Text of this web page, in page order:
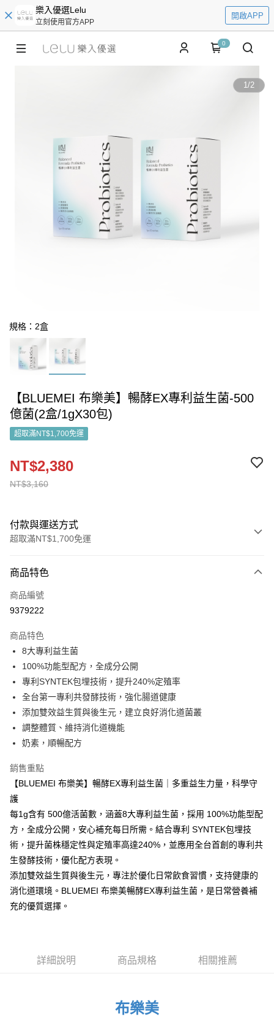
樂入優選Lelu
立刻使用官方APP
開啟APP
0
1/2
規格：2盒
【BLUEMEI 布樂美】暢酵EX專利益生菌-500
億菌(2盒/1gX30包)
超取滿NT$1,700免運
NT$3,160
NT$2,380
付款與運送方式
超取滿NT$1,700免運
信用卡一次付款
LINE Pay
街口支付
悠遊付
Google Pay
全盈+PAY
大哥付你分期
【大哥付你分期使用說明】
1.本服務由台灣大哥大提供，台灣大哥大用戶可立即使用無須另外申請。
2.付款方式選擇「大哥付你分期」，訂單成立後會自動跳轉到大哥付的交易
流程，驗證手機門號後，選擇欲分期的期數、繳款截止日，確認付款後即完
成交易。
4.訂單成立30分鐘內，如未前往確認交易或遇審核未通過，訂單將自動取
消。如遇「轉專審核」未通過狀況，表示未達大哥付你分期系統評分，恕無
法說明評估內容。
【繳款方式說明】
1.分期款項不併入電信帳單，「大哥付你分期」於每月結算日後寄送繳費提
醒簡訊。
2.透過簡訊連結打開帳單後，可選擇「超商條碼／台灣大直營門市／銀行轉
帳／街口支付／iPASS MONEY」等通路繳費。
用戶於交易時，得透過本服務購買商品或服務，並由商店將買賣／分期付款
買賣價金債權讓與本公司後，依約使用本公司帳單繳交帳款。
由本公司與您本人進行分期帳單所需資料之確認、核對及更正。
3.完整用戶服務條款，請詳閱以下連結：https://oppay.tw/userRule
付款後全家取貨
每筆NT$90，滿NT$1,700(含以上)免運費
付款後萊爾富取貨
每筆NT$90，滿NT$2,000(含以上)免運費
付款後7-11取貨
每筆NT$90，滿NT$2,000(含以上)免運費
商品特色
商品編號
9379222
商品特色
8大專利益生菌
100%功能型配方，全成分公開
專利SYNTEK包埋技術，提升240%定殖率
全台第一專利共發酵技術，強化腸道健康
添加雙效益生質與後生元，建立良好消化道菌叢
調整體質、維持消化道機能
奶素，順暢配方
銷售重點
【BLUEMEI 布樂美】暢酵EX專利益生菌｜多重益生力量，科學守
護
每1g含有 500億活菌數，涵蓋8大專利益生菌，採用 100%功能型配
方，全成分公開，安心補充每日所需。結合專利 SYNTEK包埋技
術，提升菌株穩定性與定殖率高達240%，並應用全台首創的專利共
生發酵技術，優化配方表現。
添加雙效益生質與後生元，專注於優化日常飲食習慣，支持健康的
消化道環境。BLUEMEI 布樂美暢酵EX專利益生菌，是日常營養補
充的優質選擇。
詳細說明 商品規格 相關推薦
布樂美